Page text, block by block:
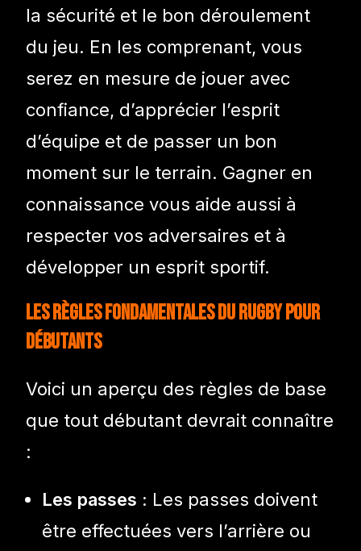
la sécurité et le bon déroulement
du jeu. En les comprenant, vous
serez en mesure de jouer avec
confiance, d’apprécier l’esprit
d’équipe et de passer un bon
moment sur le terrain. Gagner en
connaissance vous aide aussi à
respecter vos adversaires et à
développer un esprit sportif.
Les règles fondamentales du rugby pour
débutants
Voici un aperçu des règles de base
que tout débutant devrait connaître
:
Les passes : Les passes doivent
être effectuées vers l’arrière ou